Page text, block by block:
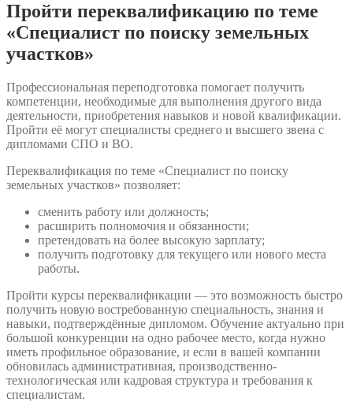
Пройти переквалификацию по теме
«Специалист по поиску земельных
участков»
Профессиональная переподготовка помогает получить
компетенции, необходимые для выполнения другого вида
деятельности, приобретения навыков и новой квалификации.
Пройти её могут специалисты среднего и высшего звена с
дипломами СПО и ВО.
Переквалификация по теме «Специалист по поиску
земельных участков» позволяет:
сменить работу или должность;
расширить полномочия и обязанности;
претендовать на более высокую зарплату;
получить подготовку для текущего или нового места
работы.
Пройти курсы переквалификации — это возможность быстро
получить новую востребованную специальность, знания и
навыки, подтверждённые дипломом. Обучение актуально при
большой конкуренции на одно рабочее место, когда нужно
иметь профильное образование, и если в вашей компании
обновилась административная, производственно-
технологическая или кадровая структура и требования к
специалистам.